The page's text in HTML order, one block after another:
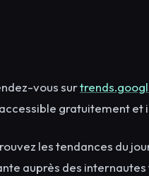
vous sur
gratuitement
les tendances du
auprès des